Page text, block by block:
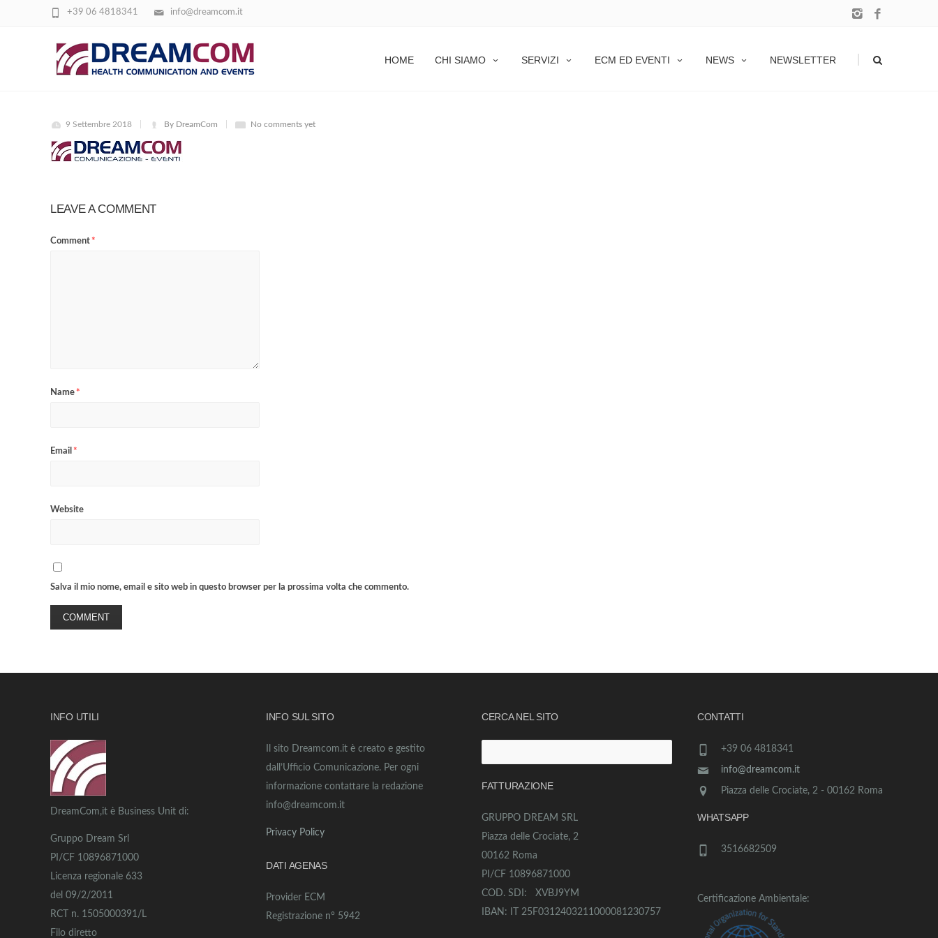
info@dreamcom.it
+39 06 4818341
HOME CHI SIAMO SERVIZI ECM ED EVENTI NEWS NEWSLETTER
LOGO DREAMCOM EMAIL
9 Settembre 2018 By DreamCom No comments yet
LEAVE A COMMENT
Comment*
Name*
Email *
Website
Salva il mio nome, email e sito web in questo browser per la prossima volta che commento.
INFO UTILI
DreamCom,it è Business Unit di:
Gruppo Dream Srl
PI/CF 10896871000
Licenza regionale 633
del 09/2/2011
RCT n. 1505000391/L
Filo diretto
INFO SUL SITO
Il sito Dreamcom.it è creato e gestito
dall’Ufficio Comunicazione. Per ogni
informazione contattare la redazione
info@dreamcom.it
Privacy Policy
DATI AGENAS
Provider ECM
Registrazione n° 5942
CERCA NEL SITO
per:
FATTURAZIONE
GRUPPO DREAM SRL
Piazza delle Crociate, 2
00162 Roma
PI/CF 10896871000
COD. SDI: XVBJ9YM
IBAN: IT 25F0312403211000081230757
CONTATTI
+39 06 4818341
info@dreamcom.it
Piazza delle Crociate, 2 - 00162 Roma
WHATSAPP
3516682509
Certificazione Ambientale: